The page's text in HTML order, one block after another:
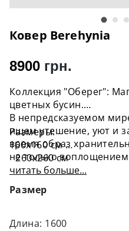
Ковер Berehynia
8900 грн.
Коллекция "Оберег":
цветных бусин.
В непредсказуемом
ищем утешение, уют и
время образ
не только воплощением
но и символом надежды
попытка передать
ковров. Здесь каждый
Размеры:
160x160 cм
260х260 см
Способ производства –
Ковер жаккардовый
читать больше...
Размер
Длина: 1600